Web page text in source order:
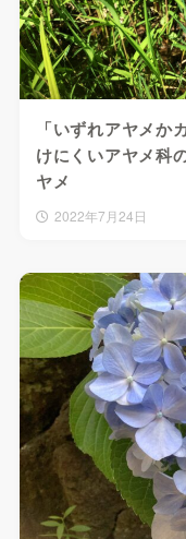
「いずれアヤメ
けにくいアヤメ科
ヤメ
2022年7月24日